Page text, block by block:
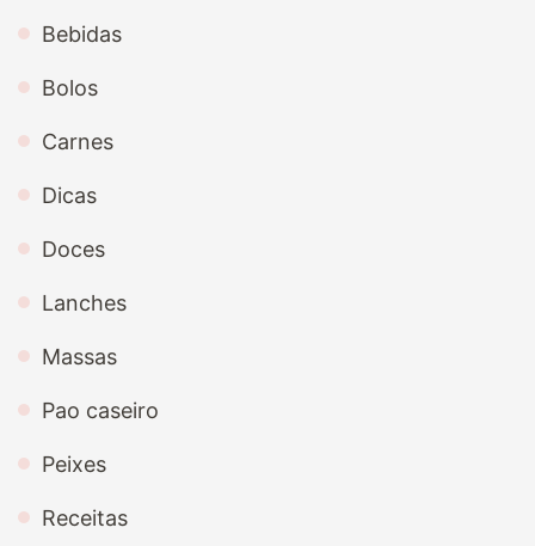
Bebidas
Bolos
Carnes
Dicas
Doces
Lanches
Massas
Pao caseiro
Peixes
Receitas